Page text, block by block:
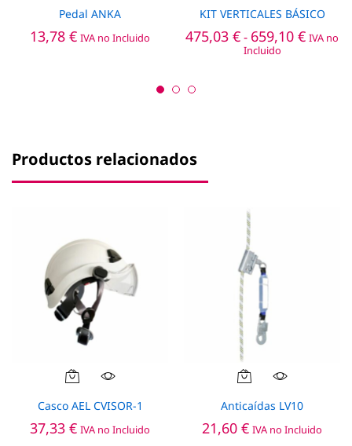
Pedal ANKA
13,78 € IVA no Incluido
producto
múltiples
KIT VERTICALES BÁSICO
475,03 €- 659,10 €Rango
de
IVA no
Incluido
Productos relacionados
Casco AEL CVISOR-1
37,33 € IVA no Incluido
Anticaídas LV10
21,60 € IVA no Incluido